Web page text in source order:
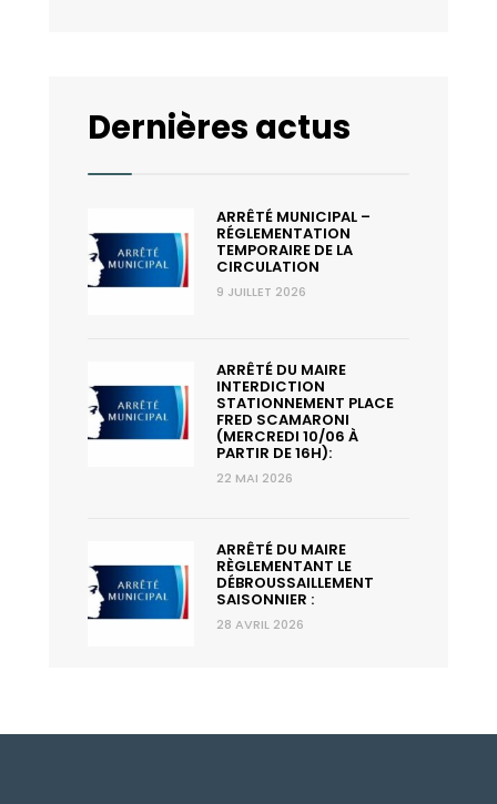
Dernières actus
ARRÊTÉ MUNICIPAL –
RÉGLEMENTATION
TEMPORAIRE DE LA
CIRCULATION
9 JUILLET 2026
ARRÊTÉ DU MAIRE
INTERDICTION
STATIONNEMENT PLACE
FRED SCAMARONI
(MERCREDI 10/06 À
PARTIR DE 16H):
22 MAI 2026
ARRÊTÉ DU MAIRE
RÈGLEMENTANT LE
DÉBROUSSAILLEMENT
SAISONNIER :
28 AVRIL 2026